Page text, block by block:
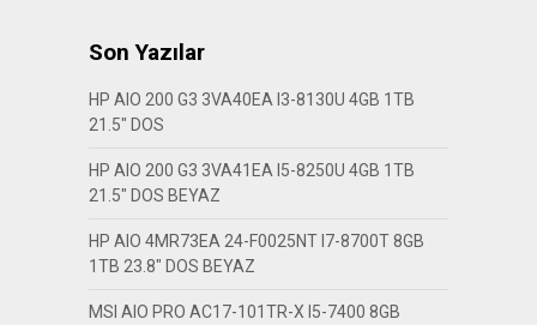
Son Yazılar
HP AIO 200 G3 3VA40EA I3-8130U 4GB 1TB
21.5″ DOS
HP AIO 200 G3 3VA41EA I5-8250U 4GB 1TB
21.5″ DOS BEYAZ
HP AIO 4MR73EA 24-F0025NT I7-8700T 8GB
1TB 23.8″ DOS BEYAZ
MSI AIO PRO AC17-101TR-X I5-7400 8GB